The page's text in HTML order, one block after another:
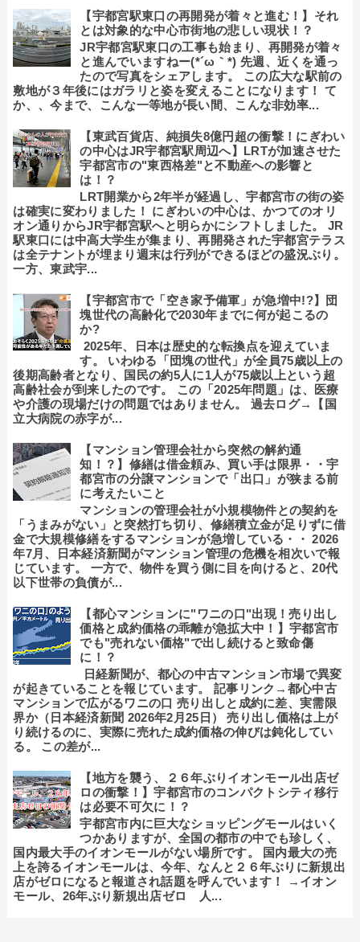
【宇都宮駅東口の再開発が着々と進む！】それ
とは対象的な中心市街地の悲しい現状！？
JR宇都宮駅東口の工事も始まり、再開発が着々
と進んでいますねー(*´ω｀*) 先週、近くを通っ
たので写真をシェアします。 この広大な駅前の
敷地が３年後にはガラリと姿を変えることになります！ て
か、、今まで、こんな一等地が長い間、こんな非効率...
【東武百貨店、純損失8億円超の衝撃！にぎわい
の中心はJR宇都宮駅周辺へ】LRTが加速させた
宇都宮市の"東西格差"と不動産への影響と
は！？
LRT開業から2年半が経過し、宇都宮市の街の姿
は確実に変わりました！ にぎわいの中心は、かつてのオリ
オン通りからJR宇都宮駅へと明らかにシフトしました。 JR
駅東口には中高大学生が集まり、再開発された宇都宮テラス
は全テナントが埋まり週末は行列ができるほどの盛況ぶり。
一方、東武宇...
【宇都宮市で「空き家予備軍」が急増中!?】団
塊世代の高齢化で2030年までに何が起こるの
か?
2025年、日本は歴史的な転換点を迎えていま
す。 いわゆる「団塊の世代」が全員75歳以上の
後期高齢者となり、国民の約5人に1人が75歳以上という超
高齢社会が到来したのです。 この「2025年問題」は、医療
や介護の現場だけの問題ではありません。 過去ログ→【国
立大病院の赤字が...
【マンション管理会社から突然の解約通
知！？】修繕は借金頼み、買い手は限界・・宇
都宮市の分譲マンションで「出口」が狭まる前
に考えたいこと
マンションの管理会社が小規模物件との契約を
「うまみがない」と突然打ち切り、修繕積立金が足りずに借
金で大規模修繕をするマンションが急増している・・ 2026
年7月、日本経済新聞がマンション管理の危機を相次いで報
じています。 一方で、物件を買う側に目を向けると、20代
以下世帯の負債が...
【都心マンションに"ワニの口"出現！売り出し
価格と成約価格の乖離が急拡大中！】宇都宮市
でも"売れない価格"で出し続けると致命傷
に！？
日経新聞が、都心の中古マンション市場で異変
が起きていることを報じています。 記事リンク→都心中古
マンションで広がるワニの口 売り出しと成約に差、実需限
界か（日本経済新聞 2026年2月25日） 売り出し価格は上が
り続けるのに、実際に売れた成約価格の伸びは鈍化してい
る。 この差が...
【地方を襲う、２６年ぶりイオンモール出店ゼ
ロの衝撃！】宇都宮市のコンパクトシティ移行
は必要不可欠に！？
宇都宮市内に巨大なショッピングモールはいく
つかありますが、全国の都市の中でも珍しく、
国内最大手のイオンモールがない場所です。 国内最大の売
上を誇るイオンモールは、今年、なんと２６年ぶりに新規出
店がゼロになると報道され話題を呼んでいます！ →イオン
モール、26年ぶり新規出店ゼロ 人...